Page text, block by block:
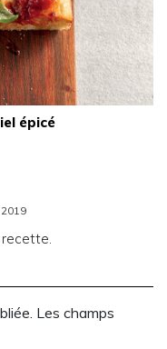
épicé
Les champs